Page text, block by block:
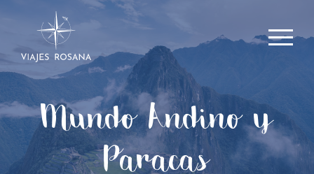
Mundo Andino y
Paracas